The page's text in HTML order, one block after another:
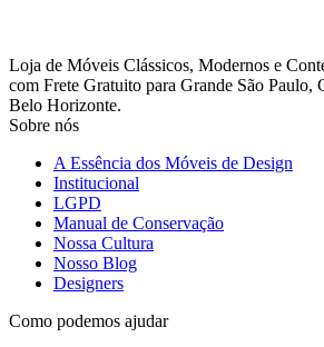
Loja de Móveis Clássicos, Modernos e
com Frete Gratuito para Grande São Paulo,
Belo Horizonte.
Sobre nós
A Essência dos Móveis de Design
Institucional
LGPD
Manual de Conservação
Nossa Cultura
Nosso Blog
Designers
Como podemos ajudar